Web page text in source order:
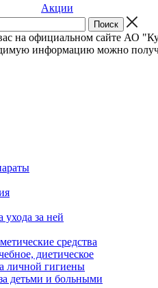
Акции
на официальном сайте АО
информацию можно
за ней
средства
диетическое
личной гигиены
детьми и больными